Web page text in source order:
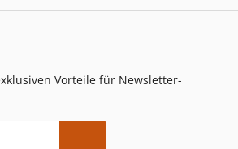
Vorteile für Newsletter-